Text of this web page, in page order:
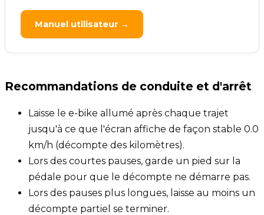
Manuel utilisateur →
Recommandations de conduite et d'arrêt
Laisse le e-bike allumé après chaque trajet
jusqu'à ce que l'écran affiche de façon stable 0.0
km/h (décompte des kilomètres).
Lors des courtes pauses, garde un pied sur la
pédale pour que le décompte ne démarre pas.
Lors des pauses plus longues, laisse au moins un
décompte partiel se terminer.